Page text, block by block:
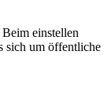
einstellen
sich um öffentliche